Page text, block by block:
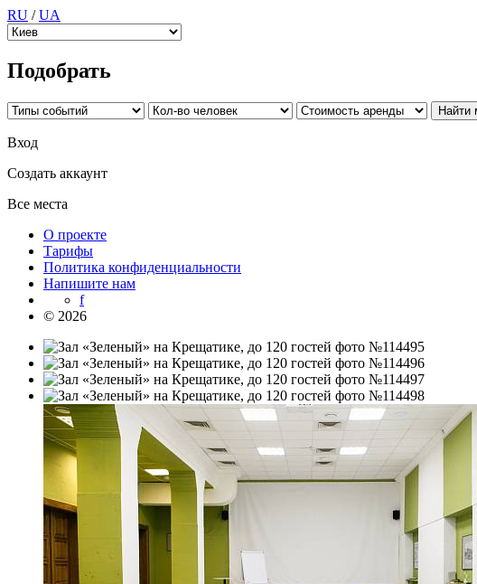
RU /UA
Подобрать
Вход
Создать аккаунт
Все места
О проекте
Тарифы
Политика конфиденциальности
Напишите нам
f
© 2026